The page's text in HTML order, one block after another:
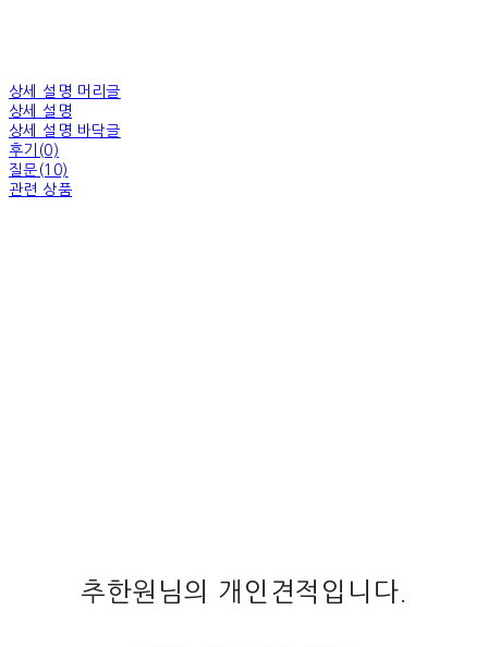
상세 설명 머리글
상세 설명
상세 설명 바닥글
후기(0)
질문(10)
관련 상품
추한원님의 개인견적입니다.